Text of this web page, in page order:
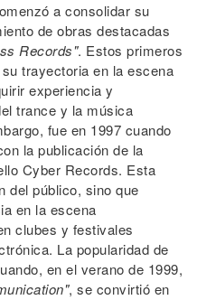
a consolidar su
de obras destacadas
Records". Estos primeros
trayectoria en la escena
experiencia y
trance y la música
fue en 1997 cuando
la publicación de la
Cyber Records. Esta
del público, sino que
en la escena
clubes y festivales
La popularidad de
en el verano de 1999,
, se convirtió en